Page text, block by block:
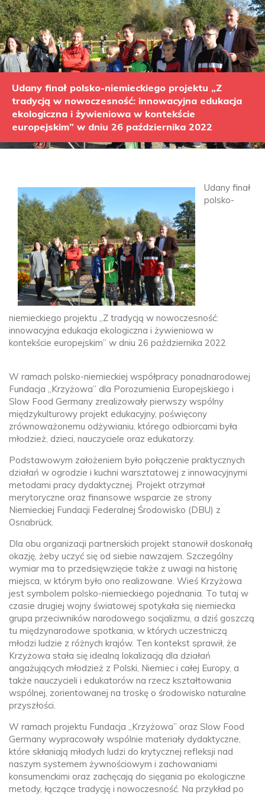
Udany finał polsko-niemieckiego projektu „Z
tradycją w nowoczesność: innowacyjna edukacja
ekologiczna i żywieniowa w kontekście
europejskim” w dniu 26 października 2022
Udany finał
polsko-
niemieckiego projektu „Z tradycją w nowoczesność:
innowacyjna edukacja ekologiczna i żywieniowa w
kontekście europejskim” w dniu 26 października 2022
W ramach polsko-niemieckiej współpracy ponadnarodowej
Fundacja „Krzyżowa” dla Porozumienia Europejskiego i
Slow Food Germany zrealizowały pierwszy wspólny
międzykulturowy projekt edukacyjny, poświęcony
zrównoważonemu odżywianiu, którego odbiorcami była
młodzież, dzieci, nauczyciele oraz edukatorzy.
Podstawowym założeniem było połączenie praktycznych
działań w ogrodzie i kuchni warsztatowej z innowacyjnymi
metodami pracy dydaktycznej. Projekt otrzymał
merytoryczne oraz finansowe wsparcie ze strony
Niemieckiej Fundacji Federalnej Środowisko (DBU) z
Osnabrück.
Dla obu organizacji partnerskich projekt stanowił doskonałą
okazję, żeby uczyć się od siebie nawzajem. Szczególny
wymiar ma to przedsięwzięcie także z uwagi na historię
miejsca, w którym było ono realizowane. Wieś Krzyżowa
jest symbolem polsko-niemieckiego pojednania. To tutaj w
czasie drugiej wojny światowej spotykała się niemiecka
grupa przeciwników narodowego socjalizmu, a dziś goszczą
tu międzynarodowe spotkania, w których uczestniczą
młodzi ludzie z różnych krajów. Ten kontekst sprawił, że
Krzyżowa stała się idealną lokalizacją dla działań
angażujących młodzież z Polski, Niemiec i całej Europy, a
także nauczycieli i edukatorów na rzecz kształtowania
wspólnej, zorientowanej na troskę o środowisko naturalne
przyszłości.
W ramach projektu Fundacja „Krzyżowa” oraz Slow Food
Germany wypracowały wspólnie materiały dydaktyczne,
które skłaniają młodych ludzi do krytycznej refleksji nad
naszym systemem żywnościowym i zachowaniami
konsumenckimi oraz zachęcają do sięgania po ekologiczne
metody, łączące tradycję i nowoczesność. Na przykład po